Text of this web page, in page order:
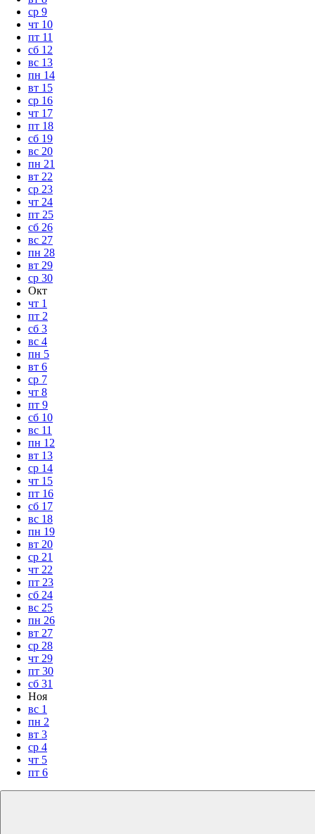
ср 9
чт 10
пт 11
сб 12
вс 13
пн 14
вт 15
ср 16
чт 17
пт 18
сб 19
вс 20
пн 21
вт 22
ср 23
чт 24
пт 25
сб 26
вс 27
пн 28
вт 29
ср 30
Окт
чт 1
пт 2
сб 3
вс 4
пн 5
вт 6
ср 7
чт 8
пт 9
сб 10
вс 11
пн 12
вт 13
ср 14
чт 15
пт 16
сб 17
вс 18
пн 19
вт 20
ср 21
чт 22
пт 23
сб 24
вс 25
пн 26
вт 27
ср 28
чт 29
пт 30
сб 31
Ноя
вс 1
пн 2
вт 3
ср 4
чт 5
пт 6